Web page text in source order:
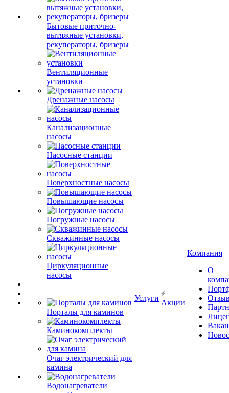
Бытовые приточно-
вытяжные установки,
рекуператоры, бризеры
Вентиляционные
установки
Дренажные насосы
Канализационные
насосы
Насосные станции
Поверхностные насосы
Повышающие насосы
Погружные насосы
Скважинные насосы
Циркуляционные
насосы
Порталы для каминов
Каминокомплекты
Очаг электрический для
камина
Водонагреватели
Услуги
Акции
Компания
О